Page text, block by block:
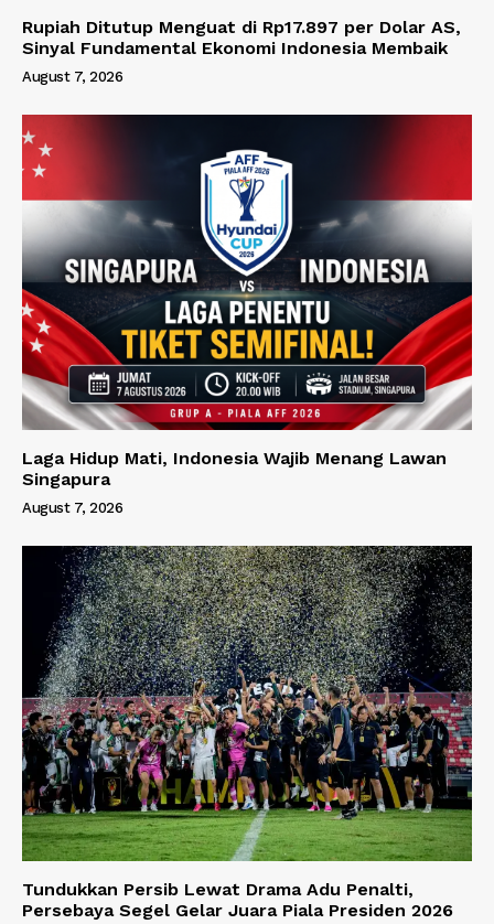
Rupiah Ditutup Menguat di Rp17.897 per Dolar AS,
Sinyal Fundamental Ekonomi Indonesia Membaik
August 7, 2026
Laga Hidup Mati, Indonesia Wajib Menang Lawan
Singapura
August 7, 2026
Tundukkan Persib Lewat Drama Adu Penalti,
Persebaya Segel Gelar Juara Piala Presiden 2026